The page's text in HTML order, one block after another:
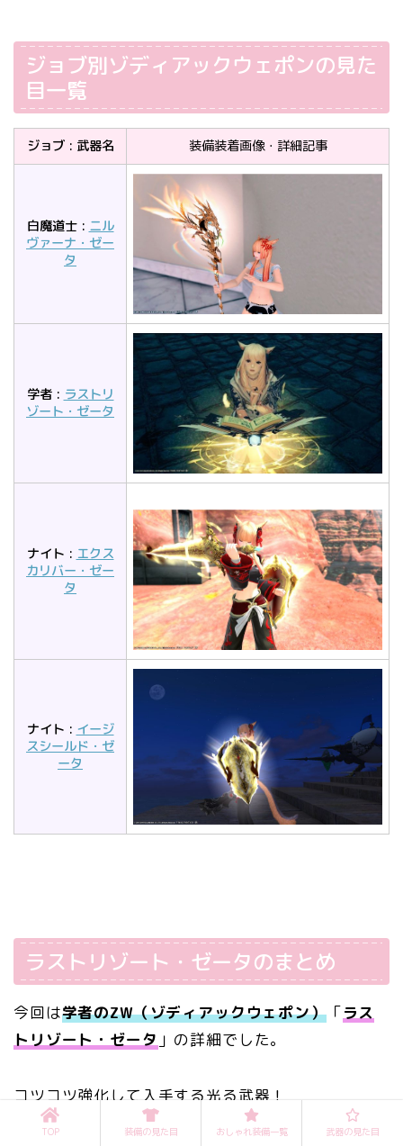
ジョブ別ゾディアックウェポンの見た
目一覧
ジョブ : 武器名 装備装着画像・詳細記事
白魔道士 : ニル
ヴァーナ・ゼー
タ
学者 : ラストリ
ゾート・ゼータ
ナイト : エクス
カリバー・ゼー
タ
ナイト : イージ
スシールド・ゼ
ータ
ラストリゾート・ゼータのまとめ
今回は学者のZW（ゾディアックウェポン）「ラス
トリゾート・ゼータ 」の詳細でした。
コツコツ強化して入手する光る武器！
TOP 装備の見た目 おしゃれ装備一覧 武器の見た目